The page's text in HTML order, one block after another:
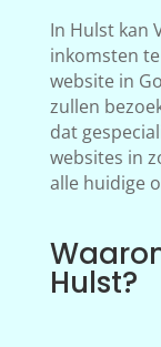
In Hulst kan
inkomsten
website in
zullen
dat
websites in
alle huidige
Hulst?